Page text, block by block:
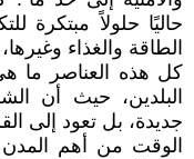
حاليًا حلولاً مبتكرة
الطاقة والغذاء
كل هذه العناصر ما
البلدين، حيث أن
جديدة، بل تعود إلى
الوقت من أهم